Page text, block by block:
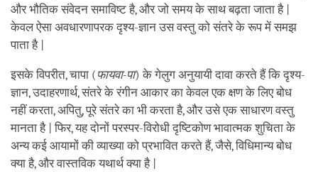
और भौतिक संवेदन समाविष्ट है, और जो समय के साथ बढ़ता जाता है |
केवल ऐसा अवधारणापरक दृश्य-ज्ञान उस वस्तु को संतरे के रूप में समझ
पाता है |
इसके विपरीत, चापा ( फायवा-पा) के गेलुग अनुयायी दावा करते हैं कि दृश्य-
ज्ञान, उदाहरणार्थ, संतरे के रंगीन आकार का केवल एक क्षण के लिए बोध
नहीं करता, अपितु, पूरे संतरे का भी करता है, और उसे एक साधारण वस्तु
मानता है | फिर, यह दोनों परस्पर-विरोधी दृष्टिकोण भावात्मक शुचिता के
अन्य कई आयामों की व्याख्या को प्रभावित करते हैं, जैसे, विधिमान्य बोध
क्या है, और वास्तविक यथार्थ क्या है |